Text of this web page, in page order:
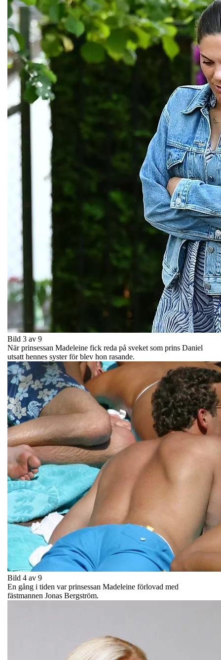
Bild 3 av 9
När prinsessan Madeleine fick reda på sveket som prins Daniel
utsatt hennes syster för blev hon rasande.
Bild 4 av 9
En gång i tiden var prinsessan Madeleine förlovad med
fästmannen Jonas Bergström.